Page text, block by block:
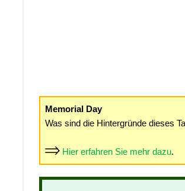
Memorial Day
Was sind die Hintergründe dieses
Hier erfahren Sie mehr dazu.